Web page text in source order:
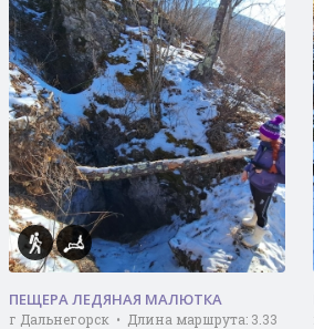
ПЕЩЕРА ЛЕДЯНАЯ МАЛЮТКА
г Дальнегорск • Длина маршрута: 3.33